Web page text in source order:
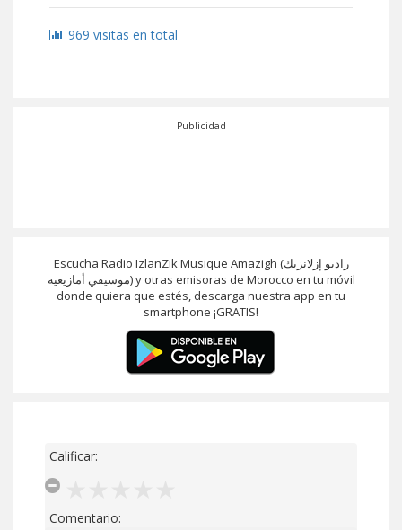
969 visitas en total
Publicidad
Escucha Radio IzlanZik Musique Amazigh (راديو إزلانزيك
موسيقي أمازيغية) y otras emisoras de Morocco en tu móvil
donde quiera que estés, descarga nuestra app en tu
smartphone ¡GRATIS!
Calificar:
Comentario: